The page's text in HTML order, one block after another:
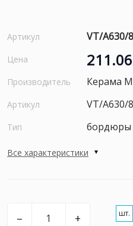
Артикул VT/A630/
Цена
Производитель Керама
Артикул VT/A630/
Тип бордюры
Все характеристики
– + шт.